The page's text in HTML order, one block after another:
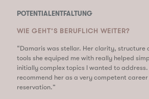
POTENTIALENTFALTUNG
WIE GEHT’S BERUFLICH WEITER?
“Damaris was stellar. Her clarity, structure
tools she equiped me with really helped
initially complex topics I wanted to address.
recommend her as a very competent
reservation.”